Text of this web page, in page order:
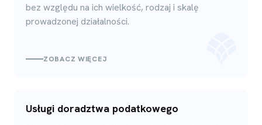
bez względu na ich wielkość, rodzaj i skalę
prowadzonej działalności.
ZOBACZ WIĘCEJ
Usługi doradztwa podatkowego